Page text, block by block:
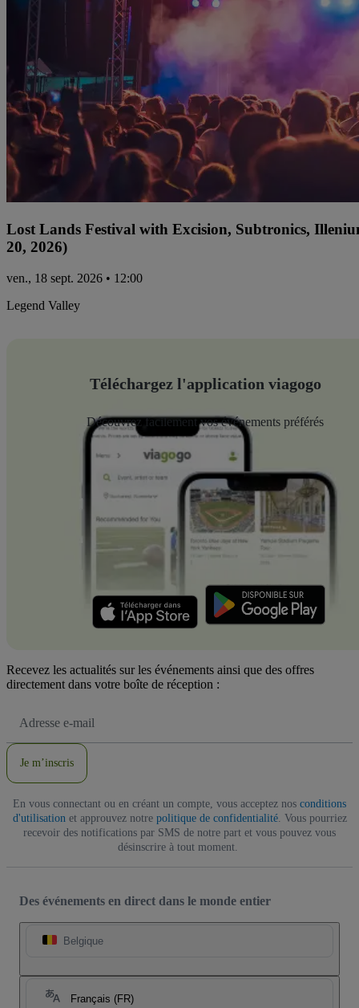
Lost Lands Festival with Excision, Subtronics,
20, 2026)
ven., 18 sept. 2026 • 12:00
Legend Valley
Téléchargez l'application viagogo
Découvrez facilement vos événements préférés
Recevez les actualités sur les événements ainsi que des offres
directement dans votre boîte de réception :
e-
Je m’inscris
En vous connectant ou en créant un compte, vous acceptez nos conditions
d'utilisation et approuvez notre politique de confidentialité. Vous pourriez
recevoir des notifications par SMS de notre part et vous pouvez vous
désinscrire à tout moment.
Des événements en direct dans le monde entier
Belgique
Français (FR)